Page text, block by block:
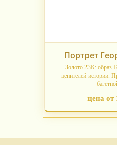
Портрет
Золото 23К: образ
ценителей истории.
цена от